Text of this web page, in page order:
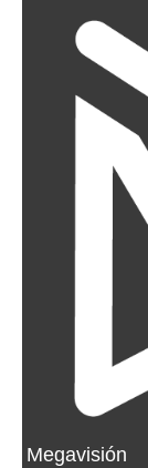
Megavisión